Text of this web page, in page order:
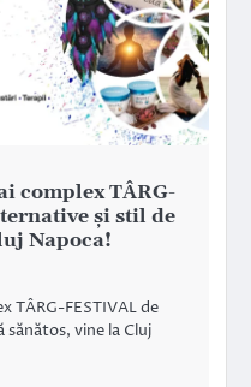
complex TÂRG-
și stil de
Napoca!
TÂRG-FESTIVAL de
vine la Cluj